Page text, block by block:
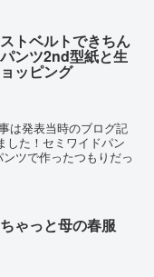
ストベルトできちん
ンツ2nd型紙と生
ッピング
は発表当時のブログ記
した！セミワイドパン
ツで作ったつもりだっ
ゃっと母の春服